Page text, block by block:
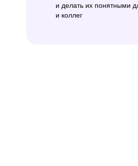
и делать их понятными
и коллег